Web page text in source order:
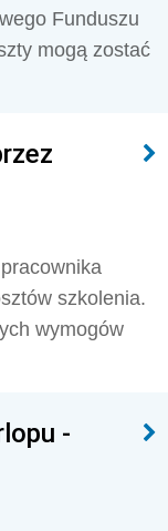
Funduszu
mogą zostać
szkolenia.
wymogów
-